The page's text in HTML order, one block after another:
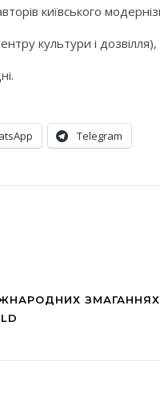
київського
культури і
Telegram
ЗМАГАННЯХ